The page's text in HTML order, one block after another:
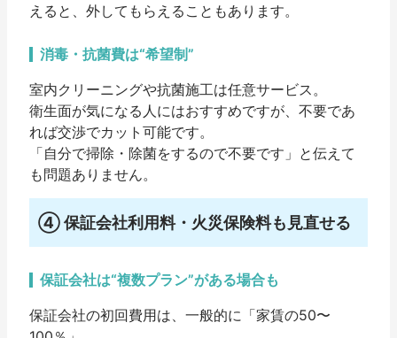
えると、外してもらえることもあります。
消毒・抗菌費は“希望制”
室内クリーニングや抗菌施工は任意サービス。
衛生面が気になる人にはおすすめですが、不要であ
れば交渉でカット可能です。
「自分で掃除・除菌をするので不要です」と伝えて
も問題ありません。
④ 保証会社利用料・火災保険料も見直せる
保証会社は“複数プラン”がある場合も
保証会社の初回費用は、一般的に「家賃の50〜